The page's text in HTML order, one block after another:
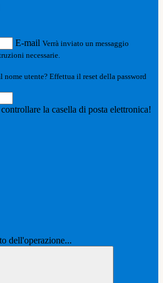
E-mail Verrà inviato un messaggio
necessarie.
nome utente? Effettua il reset della password
la casella di posta elettronica!
dell'operazione...